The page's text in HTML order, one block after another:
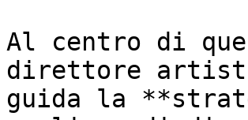
Al centro di
direttore
guida la